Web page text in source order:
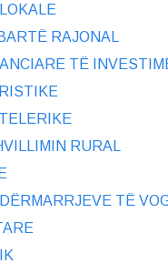
RAJONAL
TË
RURAL
TË